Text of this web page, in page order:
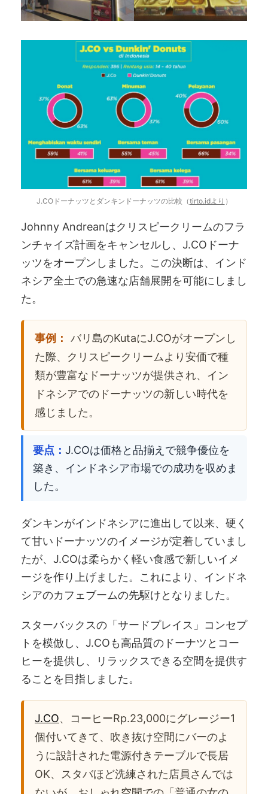
J.COドーナッツとダンキンドーナッツの比較（tirto.idより ）
Johnny Andreanはクリスピークリームのフラ
ンチャイズ計画をキャンセルし、J.COドーナ
ッツをオープンしました。この決断は、インド
ネシア全土での急速な店舗展開を可能にしまし
た。
事例：
バリ島のKutaにJ.COがオープンし
た際、クリスピークリームより安価で種
類が豊富なドーナッツが提供され、イン
ドネシアでのドーナッツの新しい時代を
感じました。
要点： J.COは価格と品揃えで競争優位を
築き、インドネシア市場での成功を収めま
した。
ダンキンがインドネシアに進出して以来、硬く
て甘いドーナッツのイメージが定着していまし
たが、J.COは柔らかく軽い食感で新しいイメ
ージを作り上げました。これにより、インドネ
シアのカフェブームの先駆けとなりました。
スターバックスの「サードプレイス」コンセプ
トを模倣し、J.COも高品質のドーナツとコー
ヒーを提供し、リラックスできる空間を提供す
ることを目指しました。
J.CO、コーヒーRp.23,000にグレージー1
個付いてきて、吹き抜け空間にバーのよ
うに設計された電源付きテーブルで長居
OK、スタバほど洗練された店員さんでは